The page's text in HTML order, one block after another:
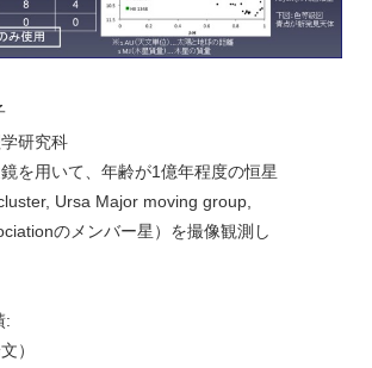
研究科
を用いて、年齢が1億年程度の恒星
Ursa Major moving group,
のメンバー星）を撮像観測し
:
）